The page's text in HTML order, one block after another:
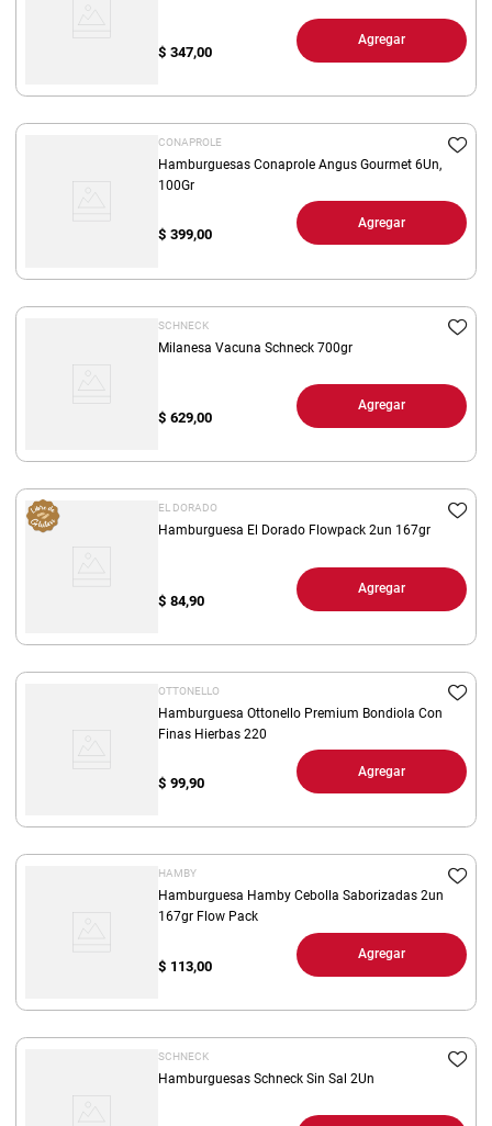
$ 347,00
Agregar
CONAPROLE
Hamburguesas Conaprole Angus Gourmet 6Un,
100Gr
$ 399,00
Agregar
SCHNECK
Milanesa Vacuna Schneck 700gr
$ 629,00
Agregar
EL DORADO
Hamburguesa El Dorado Flowpack 2un 167gr
$ 84,90
Agregar
OTTONELLO
Hamburguesa Ottonello Premium Bondiola Con
Finas Hierbas 220
$ 99,90
Agregar
HAMBY
Hamburguesa Hamby Cebolla Saborizadas 2un
167gr Flow Pack
$ 113,00
Agregar
SCHNECK
Hamburguesas Schneck Sin Sal 2Un